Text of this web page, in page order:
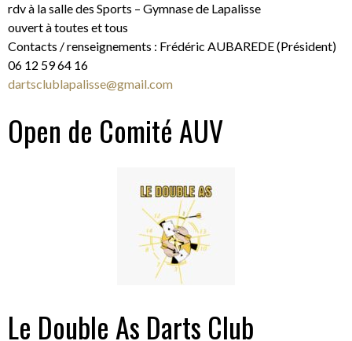
rdv à la salle des Sports – Gymnase de Lapalisse
ouvert à toutes et tous
Contacts / renseignements : Frédéric AUBAREDE (Président)
06 12 59 64 16
dartsclublapalisse@gmail.com
Open de Comité AUV
Le Double As Darts Club